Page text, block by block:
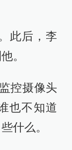
此后，李
。
控摄像头
也不知道
什么。